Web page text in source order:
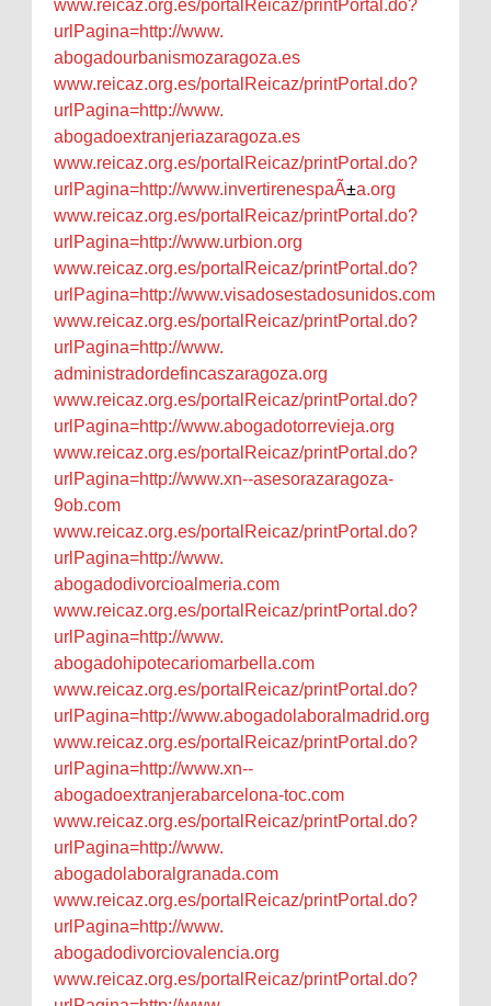
www.reicaz.org.es/portalReicaz/printPortal.do?
urlPagina=http://www.
abogadourbanismozaragoza.es
www.reicaz.org.es/portalReicaz/printPortal.do?
urlPagina=http://www.
abogadoextranjeriazaragoza.es
www.reicaz.org.es/portalReicaz/printPortal.do?
urlPagina=http://www.invertirenespaÃ±a.org
www.reicaz.org.es/portalReicaz/printPortal.do?
urlPagina=http://www.urbion.org
www.reicaz.org.es/portalReicaz/printPortal.do?
urlPagina=http://www.visadosestadosunidos.com
www.reicaz.org.es/portalReicaz/printPortal.do?
urlPagina=http://www.
administradordefincaszaragoza.org
www.reicaz.org.es/portalReicaz/printPortal.do?
urlPagina=http://www.abogadotorrevieja.org
www.reicaz.org.es/portalReicaz/printPortal.do?
urlPagina=http://www.xn--asesorazaragoza-
9ob.com
www.reicaz.org.es/portalReicaz/printPortal.do?
urlPagina=http://www.
abogadodivorcioalmeria.com
www.reicaz.org.es/portalReicaz/printPortal.do?
urlPagina=http://www.
abogadohipotecariomarbella.com
www.reicaz.org.es/portalReicaz/printPortal.do?
urlPagina=http://www.abogadolaboralmadrid.org
www.reicaz.org.es/portalReicaz/printPortal.do?
urlPagina=http://www.xn--
abogadoextranjerabarcelona-toc.com
www.reicaz.org.es/portalReicaz/printPortal.do?
urlPagina=http://www.
abogadolaboralgranada.com
www.reicaz.org.es/portalReicaz/printPortal.do?
urlPagina=http://www.
abogadodivorciovalencia.org
www.reicaz.org.es/portalReicaz/printPortal.do?